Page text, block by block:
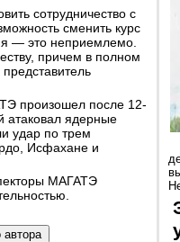
сотрудничество с
сменить курс
— это неприемлемо.
причем в полном
произошел после 12-
атаковал ядерные
удар по трем
Исфахане и
МАГАТЭ